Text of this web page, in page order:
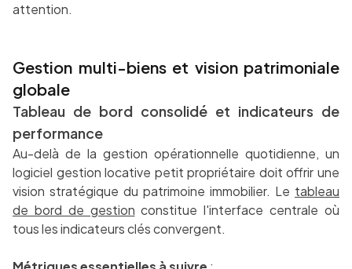
attention.
Gestion multi-biens et vision patrimoniale
globale
Tableau de bord consolidé et indicateurs de
performance
Au-delà de la gestion opérationnelle quotidienne, un
logiciel gestion locative petit propriétaire doit offrir une
vision stratégique du patrimoine immobilier. Le tableau
de bord de gestion constitue l'interface centrale où
tous les indicateurs clés convergent.